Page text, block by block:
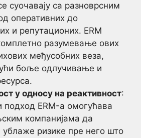
суочавају са разноврсним
оперативних до
и репутационих. ERM
разумевање ових
међусобних веза,
боље одлучивање и
у односу на реактивност:
подход ERM-а омогућава
компанијама да
ризике пре него што